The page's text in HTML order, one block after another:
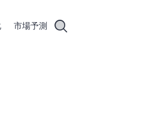
市場予測